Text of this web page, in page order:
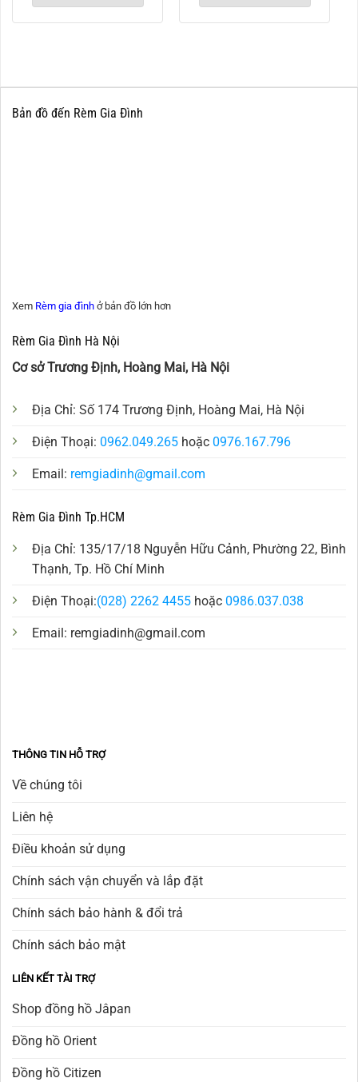
Bản đồ đến Rèm Gia Đình
Xem Rèm gia đình ở bản đồ lớn hơn
Rèm Gia Đình Hà Nội
Cơ sở Trương Định, Hoàng Mai, Hà Nội
Địa Chỉ: Số 174 Trương Định, Hoàng Mai, Hà Nội
Điện Thoại: 0962.049.265 hoặc 0976.167.796
Email: remgiadinh@gmail.com
Rèm Gia Đình Tp.HCM
Địa Chỉ: 135/17/18 Nguyễn Hữu Cảnh, Phường 22, Bình
Thạnh, Tp. Hồ Chí Minh
Điện Thoại:(028) 2262 4455 hoặc 0986.037.038
Email: remgiadinh@gmail.com
THÔNG TIN HỖ TRỢ
Về chúng tôi
Liên hệ
Điều khoản sử dụng
Chính sách vận chuyển và lắp đặt
Chính sách bảo hành & đổi trả
Chính sách bảo mật
LIÊN KẾT TÀI TRỢ
Shop đồng hồ Jâpan
Đồng hồ Orient
Đồng hồ Citizen